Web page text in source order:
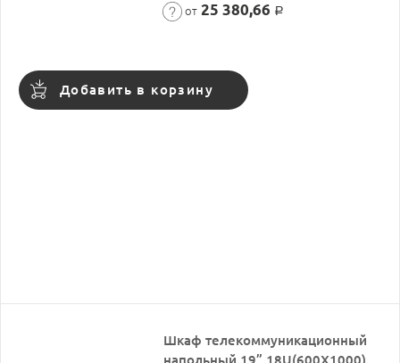
от 25 380,66 Р
Добавить в корзину
Шкаф телекоммуникационный
напольный 19”,18U(600X1000),